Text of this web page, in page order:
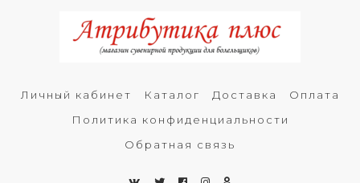
Личный кабинет Каталог Доставка
Оплата
Политика конфиденциальности
Обратная связь